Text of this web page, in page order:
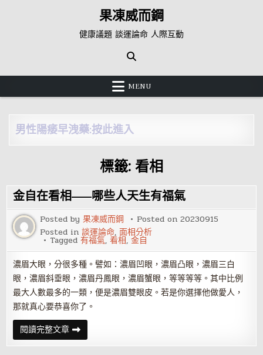
果凍威而鋼
健康議題 談運論命 人際互動
MENU
男性陽痿早洩藥:按此進入
標籤: 看相
金自在看相——哪些人天生有福氣
Posted by果凍威而鋼 Posted on20230915
Posted in談運論命,面相分析
Tagged有福氣,看相,金自
濃眉大眼，分很多種。譬如：濃眉凹眼，濃眉凸眼，濃眉三白
眼，濃眉斜垂眼，濃眉丹鳳眼，濃眉蟹眼，等等等等。其中比例
最大人數最多的一類，便是濃眉雙眼皮。若是你選擇他做愛人，
那就真心要恭喜你了。
閱讀完整文章金
自
在